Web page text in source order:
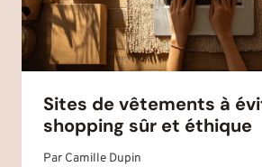
Sites de vêtements à
shopping sûr et éthique
Par Camille Dupin